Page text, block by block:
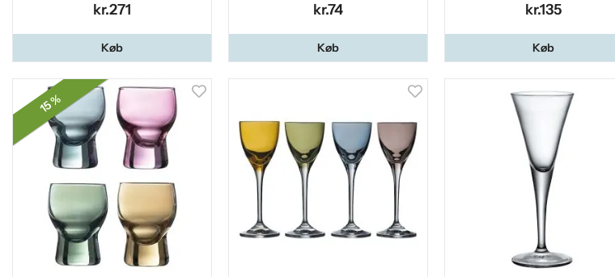
kr.271
Køb
kr.74
Køb
kr.135
Køb
15 %